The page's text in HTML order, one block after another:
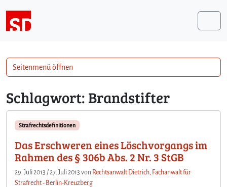
Schlagwort: Brandstifter
Strafrechtsdefinitionen
Das Erschweren eines Löschvorgangs im
Rahmen des § 306b Abs. 2 Nr. 3 StGB
29. Juli 2013 /27. Juli 2013 von Rechtsanwalt Dietrich, Fachanwalt für
Strafrecht - Berlin-Kreuzberg
Seitenmenü öffnen